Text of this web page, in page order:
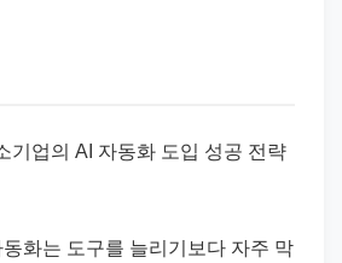
기업의 AI 자동화 도입 성공 전략
동화는 도구를 늘리기보다 자주 막